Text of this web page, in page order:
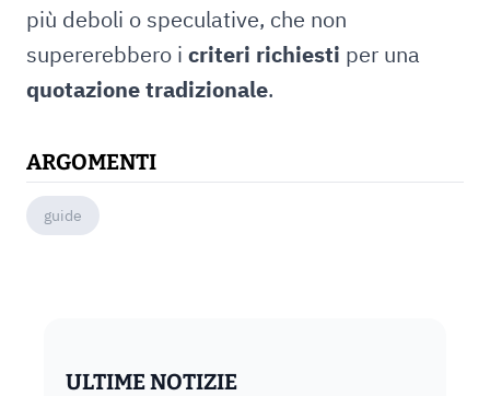
più deboli o speculative, che non
supererebbero i criteri richiesti per una
quotazione tradizionale.
ARGOMENTI
guide
ULTIME NOTIZIE